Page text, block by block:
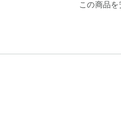
この商品を